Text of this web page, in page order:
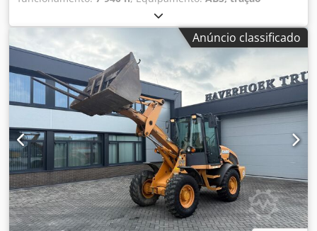
, EXCAVADORA MÓVEL CASE Tipo: WX165
(Escavadora Hidráulica) Número de aprovação do tipo:
N211 Fabricante do motor: Case Potência do motor: 105 kW
Horas de operação: 7940 h Peso bruto autorizado: 18000 kg
Comprimento para transporte: 8,19 m Crjdpozripcsfx Aizof
Largura para transporte: 1,91 m Altura para transporte:
2,89 m Cor: Amarelo - Controlo por joystick - Lâmina de
nivelamento - Câmara Teremos todo o prazer em ajudá-lo
também na área de financiamento/leasing, com o apoio
dos nossos parceiros. Todos os dados sujeitos a alterações
sem aviso prévio. Salvo erro e omissões.
Anúncio classificado